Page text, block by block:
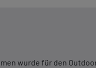
wurde für den